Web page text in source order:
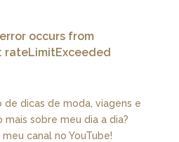
occurs from
rateLimitExceeded
de dicas de moda, viagens e
sobre meu dia a dia?
canal no YouTube!